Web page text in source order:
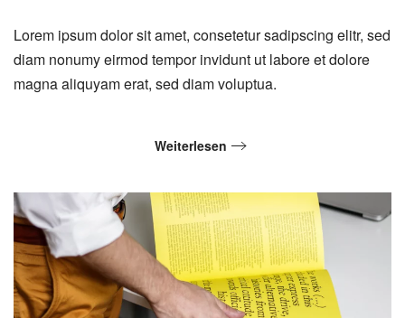
Studio
Lorem ipsum dolor sit amet, consetetur sadipscing elitr, sed
diam nonumy eirmod tempor invidunt ut labore et dolore
magna aliquyam erat, sed diam voluptua.
Weiterlesen